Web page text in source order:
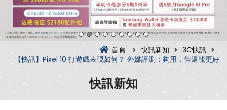
首頁 快訊新知
3C快訊
【快訊】Pixel 10 打遊戲表現如何？ 外媒評測：夠用，但還能更好
快訊新知